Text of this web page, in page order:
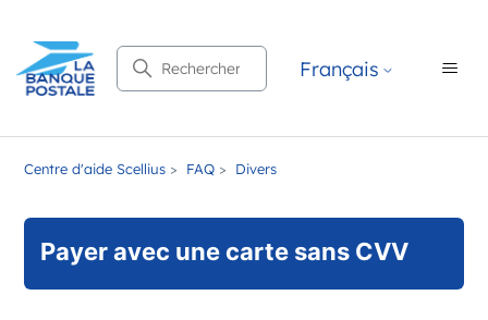
Recherche Français
Centre d'aide Scellius FAQ Divers
Payer avec une carte sans CVV